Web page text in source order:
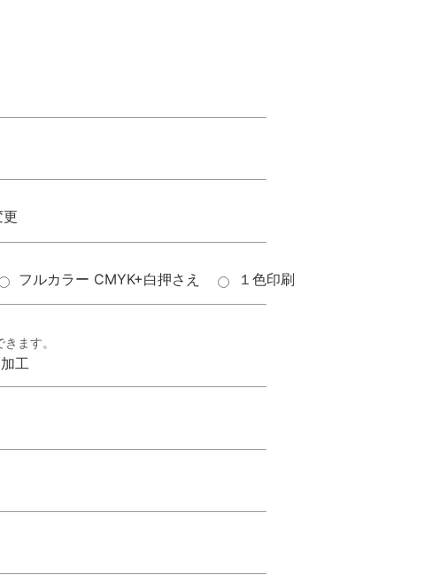
更
フルカラー CMYK+白押さえ １色印刷
ます。
工